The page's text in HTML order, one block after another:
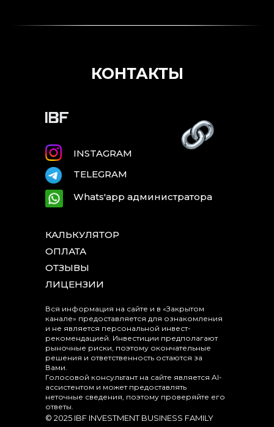
Whats'app администратора
TELEGRAM
INSTAGRAM
КАЛЬКУЛЯТОР
ОПЛАТА
ОТЗЫВЫ
ЛИЦЕНЗИИ
Вся информация на сайте и в «Закрытом
канале» предоставляется для ознакомления
и не является персональной инвест-
рекомендацией. Инвестиции предполагают
рыночные риски, поэтому окончательные
решения и ответственность остаются за
Вами.
Голосовой консультант на сайте является AI-
ассистентом и может предоставлять
неточные сведения, поэтому проверяйте его
ответы.
© 2025 IBF INVESTMENT BUSINESS FAMILY
КОНТАКТЫ